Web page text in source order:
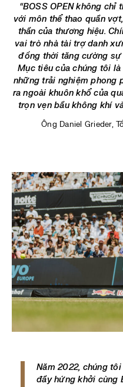
“BOSS OPEN không
với môn thể thao quần
thần của thương hiệu.
vai trò nhà tài trợ danh
đồng thời tăng cường sự
Mục tiêu của chúng tôi
những trải nghiệm phong
ra ngoài khuôn khổ của
trọn vẹn bầu không khí
Ông Daniel Grieder,
Năm 2022, chúng
đầy hứng khởi cùng